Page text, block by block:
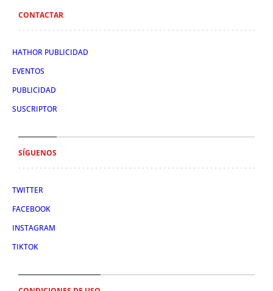
CONTACTAR
HATHOR PUBLICIDAD
EVENTOS
PUBLICIDAD
SUSCRIPTOR
SÍGUENOS
TWITTER
FACEBOOK
INSTAGRAM
TIKTOK